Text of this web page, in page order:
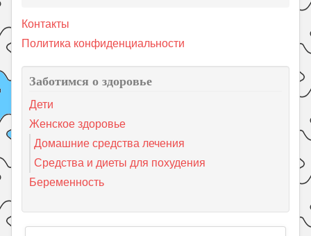
Контакты
Политика конфиденциальности
Заботимся о здоровье
Дети
Женское здоровье
Домашние средства лечения
Средства и диеты для похудения
Беременность